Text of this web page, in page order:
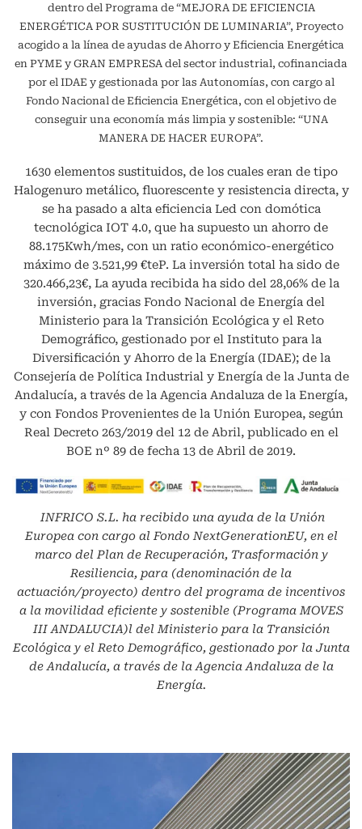
dentro del Programa de “MEJORA DE EFICIENCIA
ENERGÉTICA POR SUSTITUCIÓN DE LUMINARIA”, Proyecto
acogido a la línea de ayudas de Ahorro y Eficiencia Energética
en PYME y GRAN EMPRESA del sector industrial, cofinanciada
por el IDAE y gestionada por las Autonomías, con cargo al
Fondo Nacional de Eficiencia Energética, con el objetivo de
conseguir una economía más limpia y sostenible: “UNA
MANERA DE HACER EUROPA”.
1630 elementos sustituidos, de los cuales eran de tipo
Halogenuro metálico, fluorescente y resistencia directa, y
se ha pasado a alta eficiencia Led con domótica
tecnológica IOT 4.0, que ha supuesto un ahorro de
88.175Kwh/mes, con un ratio económico-energético
máximo de 3.521,99 €teP. La inversión total ha sido de
320.466,23€, La ayuda recibida ha sido del 28,06% de la
inversión, gracias Fondo Nacional de Energía del
Ministerio para la Transición Ecológica y el Reto
Demográfico, gestionado por el Instituto para la
Diversificación y Ahorro de la Energía (IDAE); de la
Consejería de Política Industrial y Energía de la Junta de
Andalucía, a través de la Agencia Andaluza de la Energía,
y con Fondos Provenientes de la Unión Europea, según
Real Decreto 263/2019 del 12 de Abril, publicado en el
BOE nº 89 de fecha 13 de Abril de 2019.
INFRICO S.L. ha recibido una ayuda de la Unión
Europea con cargo al Fondo NextGenerationEU, en el
marco del Plan de Recuperación, Trasformación y
Resiliencia, para (denominación de la
actuación/proyecto) dentro del programa de incentivos
a la movilidad eficiente y sostenible (Programa MOVES
III ANDALUCIA)l del Ministerio para la Transición
Ecológica y el Reto Demográfico, gestionado por la Junta
de Andalucía, a través de la Agencia Andaluza de la
Energía.